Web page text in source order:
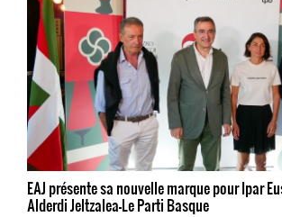
EAJ présente sa nouvelle marque pour Ipar
Alderdi Jeltzalea-Le Parti Basque